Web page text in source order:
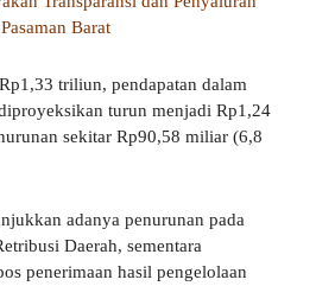
Barat
triliun, pendapatan dalam
turun menjadi Rp1,24
sekitar Rp90,58 miliar (6,8
adanya penurunan pada
Daerah, sementara
penerimaan hasil pengelolaan